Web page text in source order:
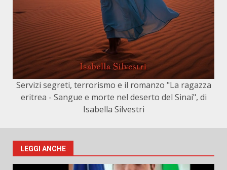
Servizi segreti, terrorismo e il romanzo "La ragazza
eritrea - Sangue e morte nel deserto del Sinai", di
Isabella Silvestri
LEGGI ANCHE